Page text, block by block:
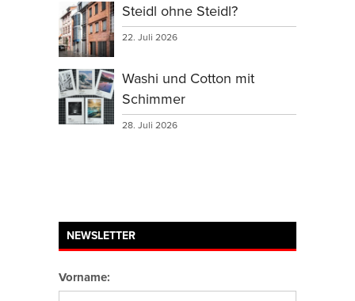
Steidl ohne Steidl?
22. Juli 2026
Washi und Cotton mit
Schimmer
28. Juli 2026
NEWSLETTER
Vorname: